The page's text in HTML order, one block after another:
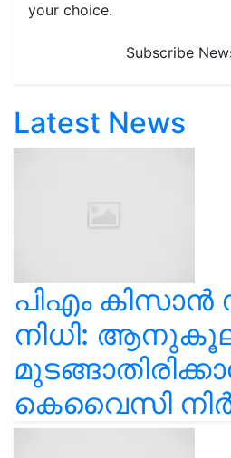
your choice.
Subscribe
Latest News
പിഎം കിസാൻ
നിധി:
കെവൈസി